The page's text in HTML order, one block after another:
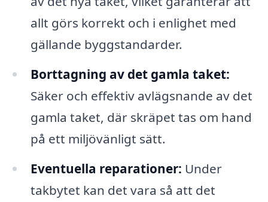
allt görs korrekt och i enlighet med
gällande byggstandarder.
Borttagning av det gamla taket:
Säker och effektiv avlägsnande av det
gamla taket, där skräpet tas om hand
på ett miljövänligt sätt.
Eventuella reparationer: Under
takbytet kan det vara så att det